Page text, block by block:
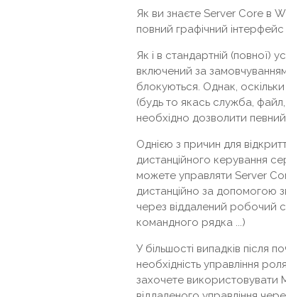
Як ви знаєте Server Core в
повний графічний
Як і в стандартній
включений за
блокуються. Однак,
(будь то якась служба,
необхідно дозволити
Однією з причин для
дистанційного керування
можете управляти Server
дистанційно за допомогою
через віддалений робочий
командного рядка ...)
У більшості випадків після
необхідність управління
захочете використовувати